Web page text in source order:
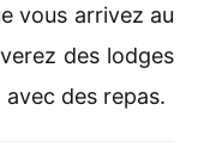
vous arrivez au
des lodges
des repas.